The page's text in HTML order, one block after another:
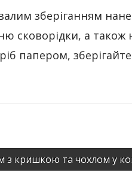
зберіганням
сковорідки, а також
папером,
з кришкою та чохлом у